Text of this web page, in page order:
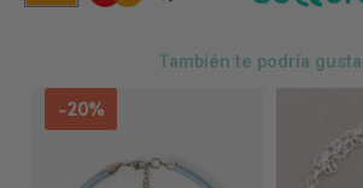
También te podría
-20%